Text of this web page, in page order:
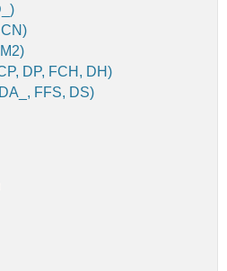
DP, FCH, DH)
FFS, DS)